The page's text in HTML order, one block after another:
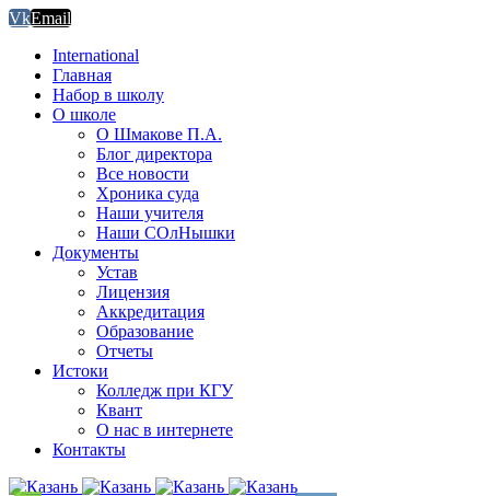
VkEmail
International
Главная
Набор в школу
О школе
О Шмакове П.А.
Блог директора
Все новости
Хроника суда
Наши учителя
Наши СОлНышки
Документы
Устав
Лицензия
Аккредитация
Образование
Отчеты
Истоки
Колледж при КГУ
Квант
О нас в интернете
Контакты